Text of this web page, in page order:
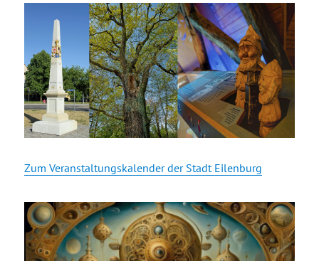
Zum Veranstaltungskalender der Stadt Eilenburg